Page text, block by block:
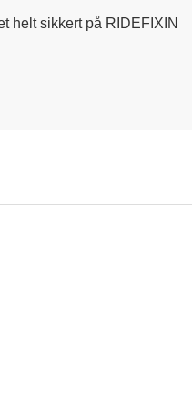
helt sikkert på RIDEFIXIN